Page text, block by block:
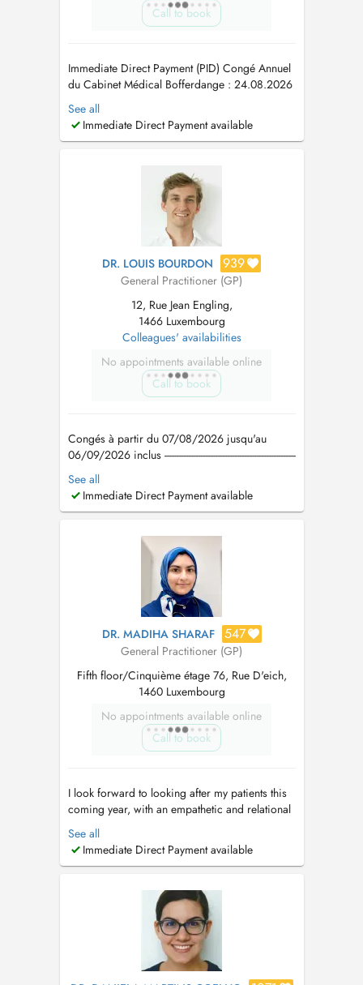
Call to book
Immediate Direct Payment (PID) Congé Annuel
du Cabinet Médical Bofferdange : 24.08.2026
28.08.2026 Les nouveaux patients sont pries
d'envoyer par email-reponse leur nom, prénom
et adresse postale pour que le rendez-vous soit
See all
Immediate Direct Payment available
DR. LOUIS BOURDON 939
General Practitioner (GP)
12, Rue Jean Engling,
1466 Luxembourg
Colleagues' availabilities
No appointments available online
Call to book
Congés à partir du 07/08/2026 jusqu'au
06/09/2026 inclus ------------------------------------------------------
---------------------------------------------------------------------- Tel: +352
661 471 841 e-mail:
louis-
bourdon@hotmail.comNe réalise pas de
See all
Immediate Direct Payment available
DR. MADIHA SHARAF 547
General Practitioner (GP)
Fifth floor/Cinquième étage 76, Rue D'eich,
1460 Luxembourg
No appointments available online
Call to book
I look forward to looking after my patients this
coming year, with an empathetic and relational
approach. I am keen on evidence-based and
experiential strategies and keep an open mind
with regards to healing. As your doctor I am
cope with all forms of i...
See all
Immediate Direct Payment available